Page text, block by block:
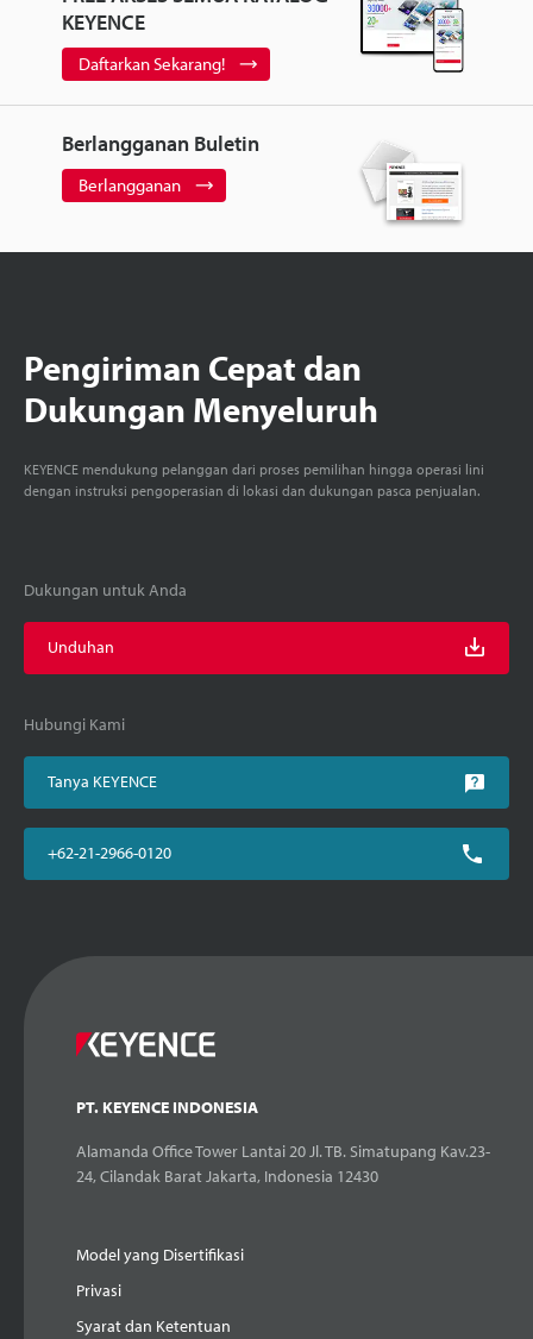
KEYENCE
Daftarkan Sekarang!
Berlangganan Buletin
Berlangganan
Pengiriman Cepat dan
Dukungan Menyeluruh
KEYENCE mendukung pelanggan dari proses pemilihan hingga operasi lini
dengan instruksi pengoperasian di lokasi dan dukungan pasca penjualan.
Dukungan untuk Anda
Unduhan
Hubungi Kami
Tanya KEYENCE
+62-21-2966-0120
PT. KEYENCE INDONESIA
Alamanda Office Tower Lantai 20 Jl. TB. Simatupang Kav.23-
24, Cilandak Barat Jakarta, Indonesia 12430
Model yang Disertifikasi
Privasi
Syarat dan Ketentuan